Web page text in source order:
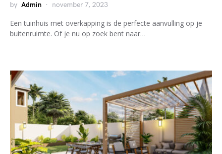
by Admin november 7, 2023
Een tuinhuis met overkapping is de perfecte aanvulling op je
buitenruimte. Of je nu op zoek bent naar…